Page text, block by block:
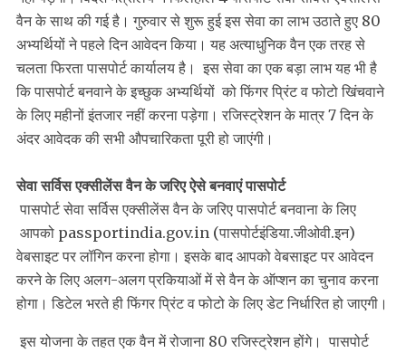
वैन के साथ की गई है। गुरुवार से शुरू हुई इस सेवा का लाभ उठाते हुए 80
अभ्यर्थियों ने पहले दिन आवेदन किया। यह अत्याधुनिक वैन एक तरह से
चलता फिरता पासपोर्ट कार्यालय है। इस सेवा का एक बड़ा लाभ यह भी है
कि पासपोर्ट बनवाने के इच्छुक अभ्यर्थियों को फिंगर प्रिंट व फोटो खिंचवाने
के लिए महीनों इंतजार नहीं करना पड़ेगा। रजिस्ट्रेशन के मात्र 7 दिन के
अंदर आवेदक की सभी औपचारिकता पूरी हो जाएंगी।
सेवा सर्विस एक्सीलेंस वैन के जरिए ऐसे बनवाएं पासपोर्ट
पासपोर्ट सेवा सर्विस एक्सीलेंस वैन के जरिए पासपोर्ट बनवाना के लिए
आपको passportindia.gov.in (पासपोर्टइंडिया.जीओवी.इन)
वेबसाइट पर लॉगिन करना होगा। इसके बाद आपको वेबसाइट पर आवेदन
करने के लिए अलग-अलग प्रकियाओं में से वैन के ऑप्शन का चुनाव करना
होगा। डिटेल भरते ही फिंगर प्रिंट व फोटो के लिए डेट निर्धारित हो जाएगी।
इस योजना के तहत एक वैन में रोजाना 80 रजिस्ट्रेशन होंगे। पासपोर्ट